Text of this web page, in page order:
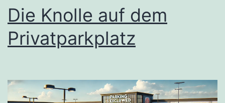
Die Knolle auf dem
Privatparkplatz